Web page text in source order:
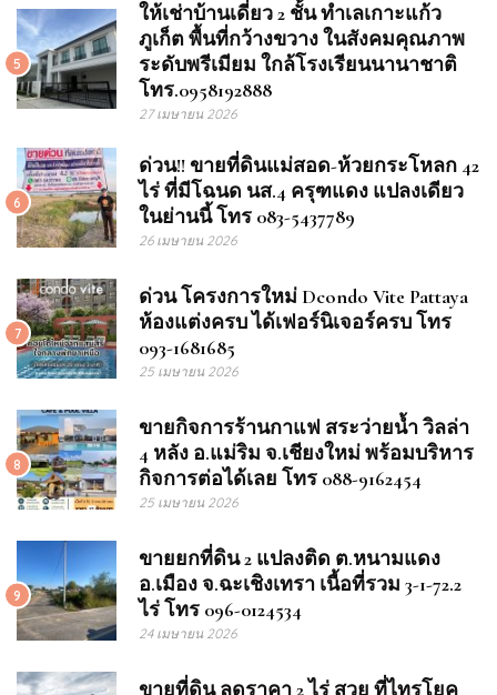
5
ให้เช่าบ้านเดี่ยว 2 ชั้น ทำเลเกาะแก้ว
ภูเก็ต พื้นที่กว้างขวาง ในสังคมคุณภาพ
ระดับพรีเมียม ใกล้โรงเรียนนานาชาติ
โทร.0958192888
27 เมษายน 2026
6
ด่วน!! ขายที่ดินแม่สอด-ห้วยกระโหลก 42
ไร่ ที่มีโฉนด นส.4 ครุฑแดง แปลงเดียว
ในย่านนี้ โทร 083-5437789
26 เมษายน 2026
7
ด่วน โครงการใหม่ Dcondo Vite Pattaya
ห้องแต่งครบ ได้เฟอร์นิเจอร์ครบ โทร
093-1681685
25 เมษายน 2026
8
ขายกิจการร้านกาแฟ สระว่ายน้ำ วิลล่า
4 หลัง อ.แม่ริม จ.เชียงใหม่ พร้อมบริหาร
กิจการต่อได้เลย โทร 088-9162454
25 เมษายน 2026
9
ขายยกที่ดิน 2 แปลงติด ต.หนามแดง
อ.เมือง จ.ฉะเชิงเทรา เนื้อที่รวม 3-1-72.2
ไร่ โทร 096-0124534
24 เมษายน 2026
ขายที่ดิน ลดราคา 2 ไร่ สวย ที่ไทรโยค